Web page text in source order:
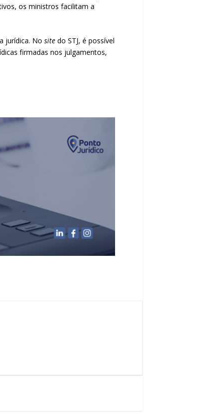
, os ministros facilitam a
jurídica. No site do STJ, é possível
firmadas nos julgamentos,